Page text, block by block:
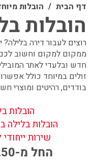
דף הבית הובלות
הובלות
רוצים לעבור דירה
ממקום למקום וחשוב
חדש ובלעדי לאתר
זולים במיוחד כולל
בודדים, רהיטים ומוצרי
הובלות
הובלות בלילה
שירות
החל מ-250 ש"ח